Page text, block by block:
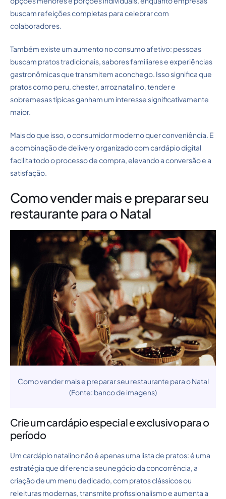
buscam refeições completas para celebrar com
colaboradores.
Também existe um aumento no consumo afetivo: pessoas
buscam pratos tradicionais, sabores familiares e experiências
gastronômicas que transmitem aconchego. Isso significa que
pratos como peru, chester, arroz natalino, tender e
sobremesas típicas ganham um interesse significativamente
maior.
Mais do que isso, o consumidor moderno quer conveniência. E
a combinação de delivery organizado com cardápio digital
facilita todo o processo de compra, elevando a conversão e a
satisfação.
Como vender mais e preparar seu
restaurante para o Natal
Como vender mais e preparar seu restaurante para o Natal
(Fonte: banco de imagens)
Crie um cardápio especial e exclusivo para o
período
Um cardápio natalino não é apenas uma lista de pratos: é uma
estratégia que diferencia seu negócio da concorrência, a
criação de um menu dedicado, com pratos clássicos ou
releituras modernas, transmite profissionalismo e aumenta a